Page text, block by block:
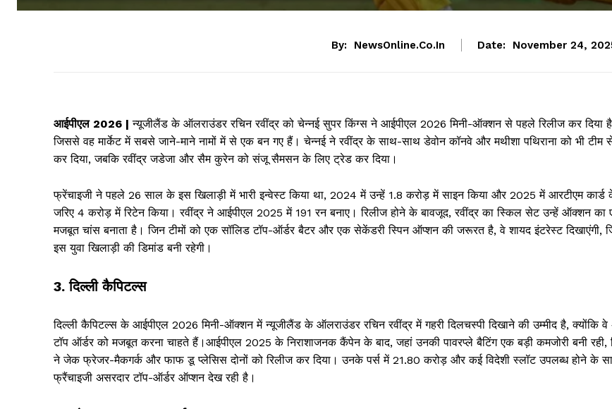
By: NewsOnline.co.in Date: November 24,
आईपीएल 2026 |न्यूजीलैंड के ऑलराउंडर रचिन रवींद्र को चेन्नई सुपर किंग्स ने आईपीएल 2026 मिनी-ऑक्शन से पहले रिलीज कर दिया
जिससे वह मार्केट में सबसे जाने-माने नामों में से एक बन गए हैं। चेन्नई ने रवींद्र के साथ-साथ डेवोन कॉनवे और मथीशा पथिराना को भी
कर दिया, जबकि रवींद्र जडेजा और सैम कुरेन को संजू सैमसन के लिए ट्रेड कर दिया।
फ्रेंचाइजी ने पहले 26 साल के इस खिलाड़ी में भारी इन्वेस्ट किया था, 2024 में उन्हें 1.8 करोड़ में साइन किया और 2025 में आरटीएम कार्ड
जरिए 4 करोड़ में रिटेन किया। रवींद्र ने आईपीएल 2025 में 191 रन बनाए। रिलीज होने के बावजूद, रवींद्र का स्किल सेट उन्हें ऑक्शन का
मजबूत चांस बनाता है। जिन टीमों को एक सॉलिड टॉप-ऑर्डर बैटर और एक सेकेंडरी स्पिन ऑप्शन की जरूरत है, वे शायद इंटरेस्ट दिखाएंगी,
इस युवा खिलाड़ी की डिमांड बनी रहेगी।
3. दिल्ली कैपिटल्स
दिल्ली कैपिटल्स के आईपीएल 2026 मिनी-ऑक्शन में न्यूजीलैंड के ऑलराउंडर रचिन रवींद्र में गहरी दिलचस्पी दिखाने की उम्मीद है, क्योंकि
टॉप ऑर्डर को मजबूत करना चाहते हैं।आईपीएल 2025 के निराशाजनक कैंपेन के बाद, जहां उनकी पावरप्ले बैटिंग एक बड़ी कमजोरी बनी रही,
ने जेक फ्रेजर-मैकगर्क और फाफ डू प्लेसिस दोनों को रिलीज कर दिया। उनके पर्स में 21.80 करोड़ और कई विदेशी स्लॉट उपलब्ध होने के
फ्रैंचाइजी असरदार टॉप-ऑर्डर ऑप्शन देख रही है।